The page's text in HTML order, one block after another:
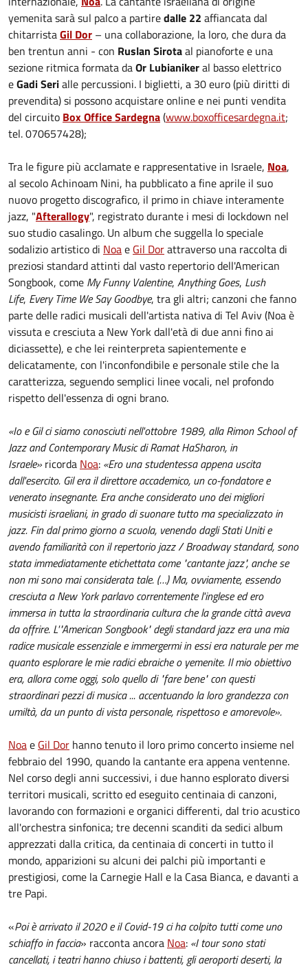
yemenita sarà sul palco a partiredalle 22 affiancata dal
chitarristaGil Dor – una collaborazione, la loro, che dura da
ben trentun anni - con Ruslan Sirotaal pianoforte e una
sezione ritmica formata daOr Lubianikeral basso elettrico
eGadi Serialle percussioni. I biglietti, a 30 euro (più diritti di
prevendita) si possono acquistare online e nei punti vendita
del circuito Box Office Sardegna(www.boxofficesardegna.it;
tel. 070657428);
Tra le figure più acclamate e rappresentative in Israele, Noa,
al secolo Achinoam Nini, ha pubblicato a fine aprile il suo
nuovo progetto discografico, il primo in chiave interamente
jazz, "Afterallogy", registrato durante i mesi di lockdown nel
suo studio casalingo. Un album che suggella lo speciale
sodalizio artistico di Noae Gil Dorattraverso una raccolta di
preziosi standard attinti dal vasto repertorio dell'American
Songbook, come My Funny Valentine, Anything Goes, Lush
Life, Every Time We Say Goodbye, tra gli altri; canzoni che fanno
parte delle radici musicali dell'artista nativa di Tel Aviv (Noa è
vissuta e cresciuta a New York dall'età di due anni fino ai
diciassette), e che lei reinterpreta sapientemente e
delicatamente, con l'inconfondibile e personale stile che la
caratterizza, seguendo semplici linee vocali, nel profondo
rispetto dell'essenza di ogni brano.
«Io e Gil ci siamo conosciuti nell'ottobre 1989, alla Rimon School of
Jazz and Contemporary Music di Ramat HaSharon, in
Israele» ricorda Noa: «Ero una studentessa appena uscita
dall'esercito. Gil era il direttore accademico, un co-fondatore e
venerato insegnante. Era anche considerato uno dei migliori
musicisti israeliani, in grado di suonare tutto ma specializzato in
jazz. Fin dal primo giorno a scuola, venendo dagli Stati Uniti e
avendo familiarità con il repertorio jazz / Broadway standard, sono
stata immediatamente etichettata come "cantante jazz", anche se
non mi sono mai considerata tale. (…) Ma, ovviamente, essendo
cresciuta a New York parlavo correntemente l'inglese ed ero
immersa in tutta la straordinaria cultura che la grande città aveva
da offrire. L'"American Songbook" degli standard jazz era una mia
radice musicale essenziale e immergermi in essi era naturale per me
quanto esplorare le mie radici ebraiche o yemenite. Il mio obiettivo
era, allora come oggi, solo quello di "fare bene" con questi
straordinari pezzi di musica ... accentuando la loro grandezza con
umiltà, da un punto di vista personale, rispettoso e amorevole».
Noae Gil Dor hanno tenuto il loro primo concerto insieme nel
febbraio del 1990, quando la cantante era appena ventenne.
Nel corso degli anni successivi, i due hanno esplorato diversi
territori musicali, scritto ed eseguito centinaia di canzoni,
lavorando con formazioni e organici differenti, dal trio acustico
all'orchestra sinfonica; tre decenni scanditi da sedici album
apprezzati dalla critica, da centinaia di concerti in tutto il
mondo, apparizioni su alcuni dei palchi più importanti e
prestigiosi, come la Carnegie Hall e la Casa Bianca, e davanti a
tre Papi.
«Poi è arrivato il 2020 e il Covid-19 ci ha colpito tutti come uno
schiaffo in faccia» racconta ancora Noa: «I tour sono stati
cancellati, i teatri hanno chiuso i battenti, gli aeroporti deserti, la